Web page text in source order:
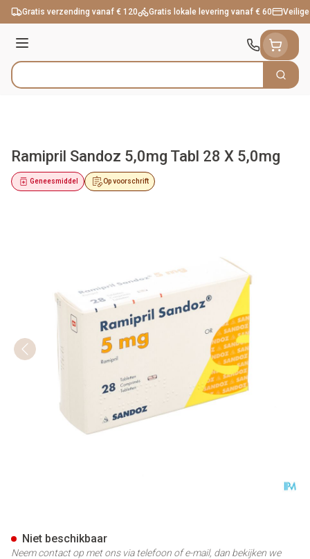
Ga naar de inhoud
Gratis verzending vanaf € 120 Gratis lokale levering vanaf € 60
Menu
Product, merk, categorie... Zoek
Ramipril Sandoz 5,0mg Tabl 28 X 5,0mg
Op voorschrift
Geneesmiddel
Niet beschikbaar
Neem contact op met ons via telefoon of e-mail, dan bekijken we